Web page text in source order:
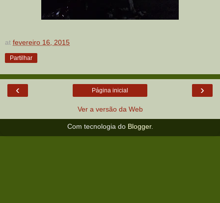
at fevereiro 16, 2015
Partilhar
‹ ›
Página inicial
Ver a versão da Web
Com tecnologia do Blogger.